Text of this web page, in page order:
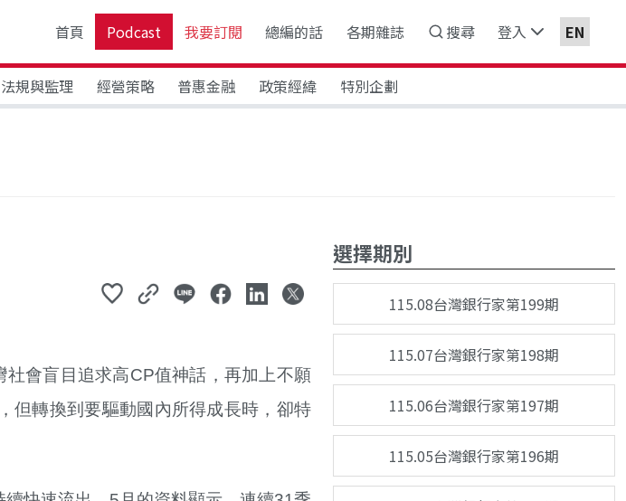
首頁 Podcast 我要訂閱 總編的話 各期雜誌 搜尋 登入 EN
法規與監理 經營策略 普惠金融 政策經緯 特別企劃
會盲目追求高CP值神話，再加上不願
但轉換到要驅動國內所得成長時，卻特
選擇期別
115.08台灣銀行家第199期
115.07台灣銀行家第198期
115.06台灣銀行家第197期
115.05台灣銀行家第196期